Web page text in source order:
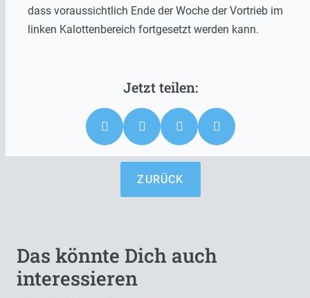
dass voraussichtlich Ende der Woche der Vortrieb im
linken Kalottenbereich fortgesetzt werden kann.
ZURÜCK
Das könnte Dich auch
interessieren